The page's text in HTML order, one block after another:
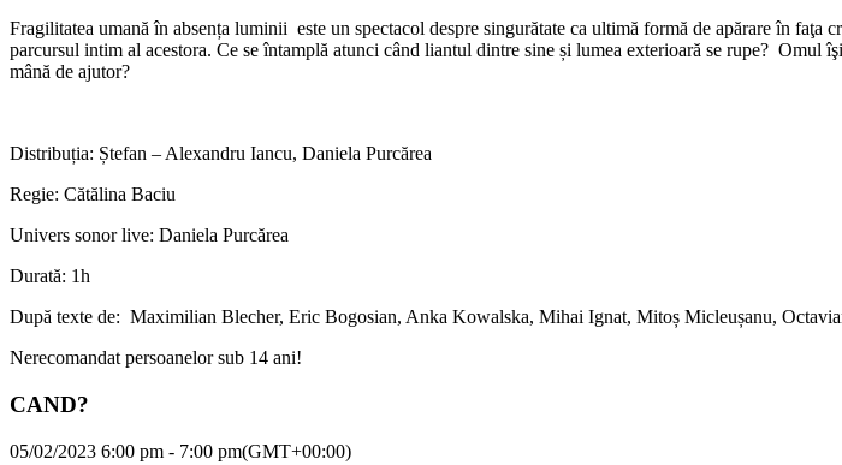
Fragilitatea umană în absența luminii este un spectacol despre singurătate ca ultimă formă de apărare în
parcursul intim al acestora. Ce se întamplă atunci când liantul dintre sine și lumea exterioară se rupe?
mână de ajutor?
Distribuția: Ștefan – Alexandru Iancu, Daniela Purcărea
Regie: Cătălina Baciu
Univers sonor live: Daniela Purcărea
Durată: 1h
După texte de: Maximilian Blecher, Eric Bogosian, Anka Kowalska, Mihai Ignat, Mitoș Micleușanu,
Nerecomandat persoanelor sub 14 ani!
CAND?
05/02/2023 6:00 pm - 7:00 pm(GMT+00:00)